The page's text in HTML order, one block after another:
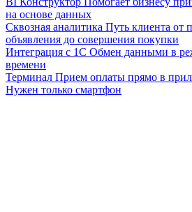
на основе данных
Сквозная аналитика Путь клиента от
объявления до совершения покупки
Интеграция с 1С Обмен данными в
времени
Терминал Прием оплаты прямо в
Нужен только смартфон